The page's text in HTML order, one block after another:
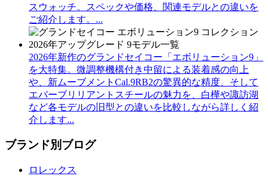
スウォッチ。スペックや価格、関連モデルとの違いを
ご紹介します。...
2026年新作のグランドセイコー「エボリューション9」
を大特集。微調整機構付き中留による装着感の向上
や、新ムーブメントCal.9RB2の驚異的な精度、そして
エバーブリリアントスチールの魅力を、白樺や諏訪湖
など各モデルの旧型との違いを比較しながら詳しく紹
介します...
ブランド別ブログ
ロレックス